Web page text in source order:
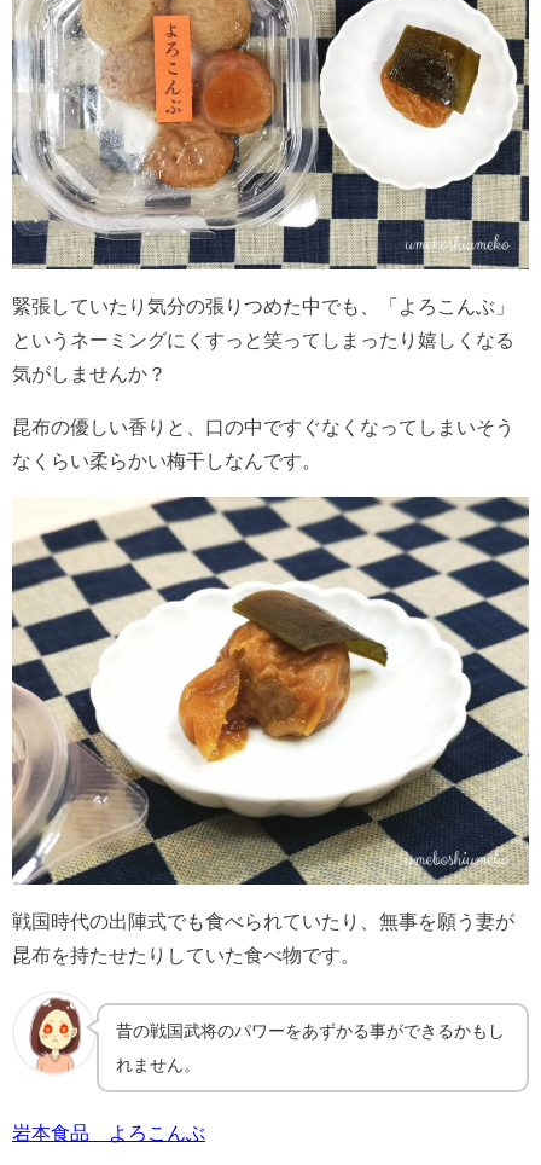
緊張していたり気分の張りつめた中でも、「よろこんぶ」
というネーミングにくすっと笑ってしまったり嬉しくなる
気がしませんか？
昆布の優しい香りと、口の中ですぐなくなってしまいそう
なくらい柔らかい梅干しなんです。
戦国時代の出陣式でも食べられていたり、無事を願う妻が
昆布を持たせたりしていた食べ物です。
昔の戦国武将のパワーをあずかる事ができるかもし
れません。
岩本食品 よろこんぶ